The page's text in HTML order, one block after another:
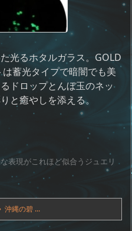
光るホタルガラス。GOLD
蓄光タイプで暗闇でも美
ドロップとんぼ玉のネッ
と癒やしを添える。
表現がこれほど似合うジュエリ
沖縄の碧 ...